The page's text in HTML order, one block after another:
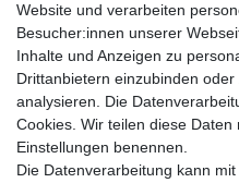
Zahlung und Versand
Website und verarbeiten
Besucher:innen unserer
Inhalte und Anzeigen zu
Drittanbietern einzubinden
analysieren. Die
Cookies. Wir teilen diese
Einstellungen benennen.
Die Datenverarbeitung kann